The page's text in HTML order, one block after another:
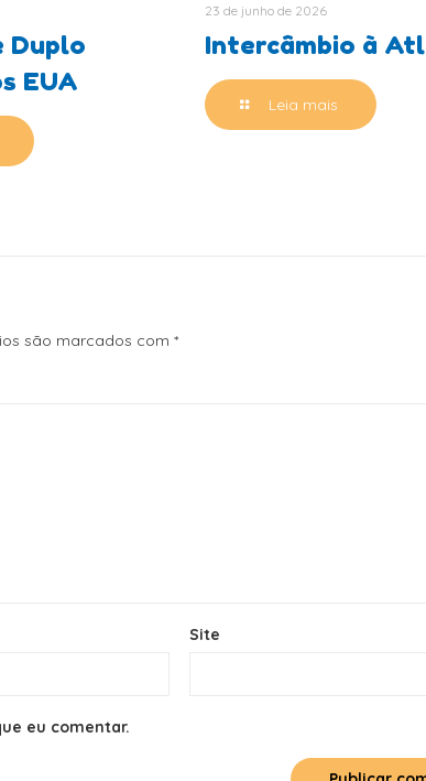
Duplo
EUA
23 de junho de 2026
Intercâmbio à
Leia mais
são marcados com*
Site
eu comentar.